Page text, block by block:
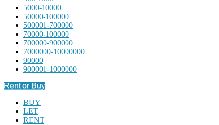
5000-10000
50000-100000
500001-700000
70000-100000
700000-900000
7000000-10000000
90000
900001-1000000
Rent or Buy
BUY
LET
RENT